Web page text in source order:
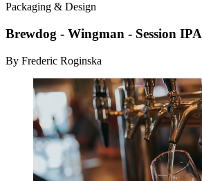
Packaging & Design
Brewdog - Wingman - Session IPA
By Frederic Roginska